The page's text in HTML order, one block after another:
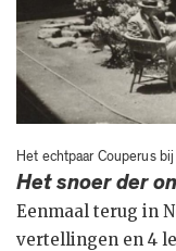
Het echtpaar Couperus
Het snoer der
Eenmaal terug in
vertellingen en 4